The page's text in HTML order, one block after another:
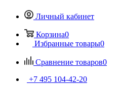
Личный кабинет
Корзина0
Избранные товары0
Сравнение товаров0
+7 495 104-42-20